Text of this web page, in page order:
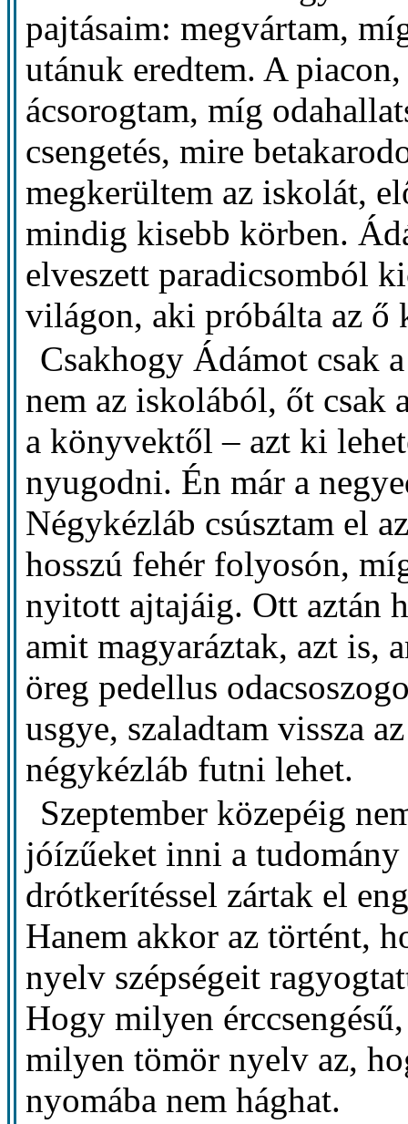
pajtásaim: megvártam,
utánuk eredtem. A
ácsorogtam, míg
csengetés, mire
megkerültem az iskolát,
mindig kisebb körben.
elveszett paradicsomból
világon, aki próbálta az ő
Csakhogy Ádámot csak
nem az iskolából, őt csak
a könyvektől – azt ki
nyugodni. Én már a
Négykézláb csúsztam el
hosszú fehér folyosón,
nyitott ajtajáig. Ott aztán
amit magyaráztak, azt is,
öreg pedellus
usgye, szaladtam vissza
négykézláb futni lehet.
Szeptember közepéig
jóízűeket inni a
drótkerítéssel zártak el
Hanem akkor az történt,
nyelv szépségeit
Hogy milyen
milyen tömör nyelv az,
nyomába nem hághat.